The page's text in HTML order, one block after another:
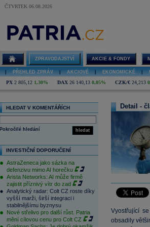
ČTVRTEK 06.08.2026
ZPRAVODAJSTVÍ AKCIE & FONDY
PŘEHLED ZPRÁV AKCIOVÉ EKONOMICKÉ
PX 2 805,12 1,30% DAX 26 140,13 0,05% CZK/€ 24,213
HLEDAT V KOMENTÁŘÍCH
hledat
Pokročilé hledání
INVESTIČNÍ DOPORUČENÍ
AstraZeneca jako sázka na
defenzivu mimo AI horečku
Arista Networks: AI může firmě
zajistit příznivý vítr do zad
Analytický radar: Colt CZ roste díky
vyšší marži, širší integraci i
stabilnějšímu byznysu
Nové střelivo pro další růst. Patria
mění cílovou cenu pro Colt CZ
Detail -
Vyostřující
obsadily